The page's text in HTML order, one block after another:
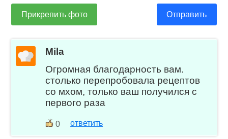
Прикрепить фото Отправить
Mila
Огромная благодарность вам.
столько перепробовала рецептов
со мхом, только ваш получился с
первого раза
0 ответить